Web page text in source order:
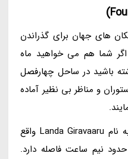
های جهان برای گذراندن
شما هم می خواهید ماه
باشید در ساحل چهارفصل
و مناظر بی نظیر آماده
ساحل چهار فصل در منطقه ای به نام Landa Giravaaru واقع
نیم ساعت فاصله دارد.